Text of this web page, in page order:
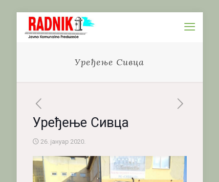
Уређење Сивца
Уређење Сивца
26. јануар 2020.